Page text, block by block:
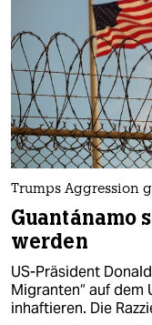
Trumps Aggression
Guantánamo
werden
US-Präsident
Migranten“ auf
inhaftieren. Die